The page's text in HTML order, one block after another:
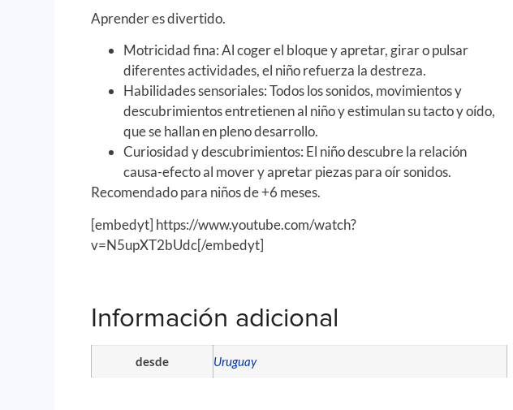
Aprender es divertido.
Motricidad fina: Al coger el bloque y apretar, girar o pulsar
diferentes actividades, el niño refuerza la destreza.
Habilidades sensoriales: Todos los sonidos, movimientos y
descubrimientos entretienen al niño y estimulan su tacto y oído,
que se hallan en pleno desarrollo.
Curiosidad y descubrimientos: El niño descubre la relación
causa-efecto al mover y apretar piezas para oír sonidos.
Recomendado para niños de +6 meses.
[embedyt] https://www.youtube.com/watch?
v=N5upXT2bUdc[/embedyt]
Información adicional
desde Uruguay